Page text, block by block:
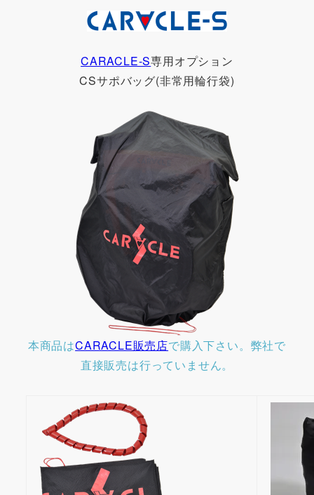
CARACLE-S専用オプション
CSサポバッグ(非常用輪行袋)
本商品はCARACLE販売店で購入下さい。弊社で
直接販売は行っていません。